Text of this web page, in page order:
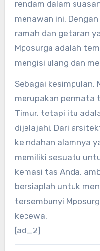
rendam dalam
menawan ini.
ramah dan getaran
Mposurga adalah
mengisi ulang dan
Sebagai kesimpulan,
merupakan permata
Timur, tetapi itu
dijelajahi. Dari
keindahan alamnya
memiliki sesuatu
kemasi tas Anda,
bersiaplah untuk
tersembunyi
kecewa.
[ad_2]